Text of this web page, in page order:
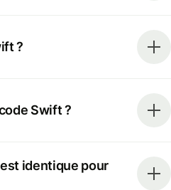
?
Swift ?
identique pour